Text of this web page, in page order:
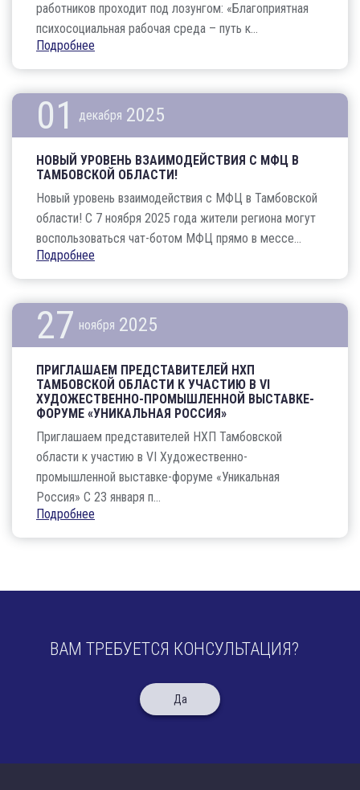
работников проходит под лозунгом: «Благоприятная
психосоциальная рабочая среда – путь к...
Подробнее
01 декабря 2025
НОВЫЙ УРОВЕНЬ ВЗАИМОДЕЙСТВИЯ С МФЦ В
ТАМБОВСКОЙ ОБЛАСТИ!
Новый уровень взаимодействия с МФЦ в Тамбовской
области! С 7 ноября 2025 года жители региона могут
воспользоваться чат-ботом МФЦ прямо в мессе...
Подробнее
27 ноября 2025
ПРИГЛАШАЕМ ПРЕДСТАВИТЕЛЕЙ НХП
ТАМБОВСКОЙ ОБЛАСТИ К УЧАСТИЮ В VI
ХУДОЖЕСТВЕННО-ПРОМЫШЛЕННОЙ ВЫСТАВКЕ-
ФОРУМЕ «УНИКАЛЬНАЯ РОССИЯ»
Приглашаем представителей НХП Тамбовской
области к участию в VI Художественно-
промышленной выставке-форуме «Уникальная
Россия» С 23 января п...
Подробнее
ВАМ ТРЕБУЕТСЯ КОНСУЛЬТАЦИЯ?
Да